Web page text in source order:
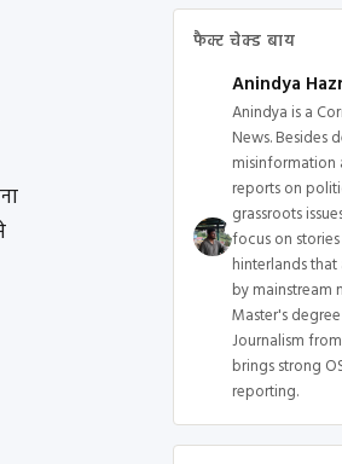
फैक्ट चेक्ड बाय
Anindya
Anindya is a
News. Besides
misinformation
reports on
grassroots
focus on
hinterlands
by mainstream
Master's
Journalism
brings strong
reporting.